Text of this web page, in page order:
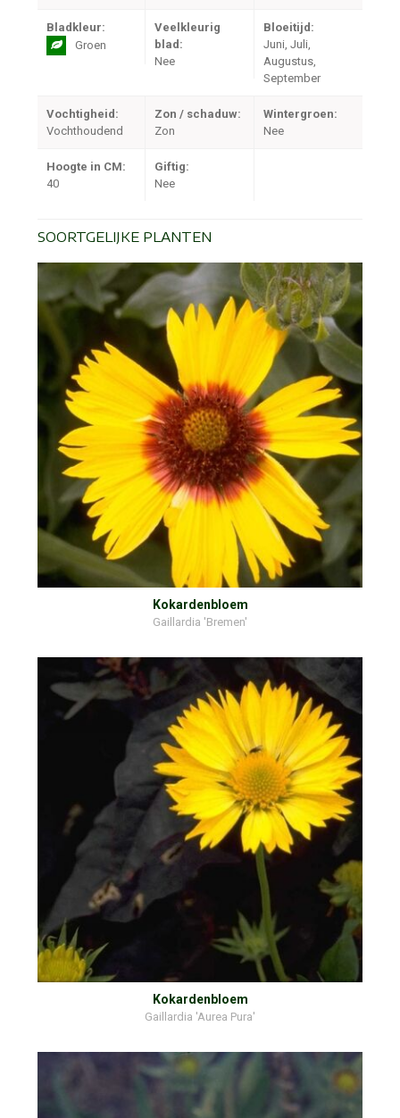
Bladkleur:
Groen
Veelkleurig
blad:
Nee
Bloeitijd:
Juni, Juli,
Augustus,
September
Vochtigheid:
Vochthoudend
Zon / schaduw:
Zon
Wintergroen:
Nee
Hoogte in CM:
40
Giftig:
Nee
SOORTGELIJKE PLANTEN
Kokardenbloem
Gaillardia 'Bremen'
Kokardenbloem
Gaillardia 'Aurea Pura'